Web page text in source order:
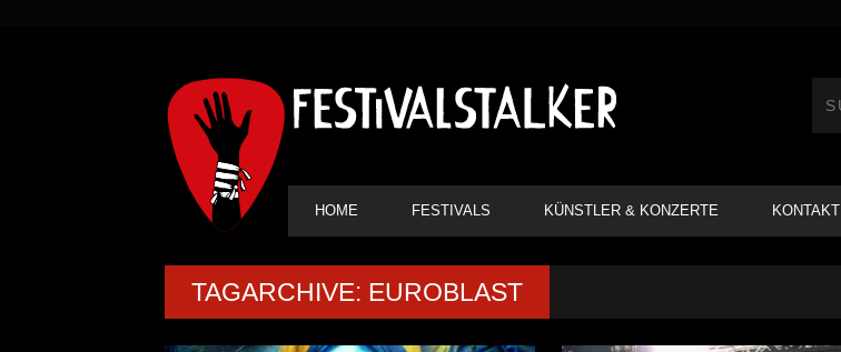
HAUPT-
NAVIGATION
HOME FESTIVALS KÜNSTLER & KONZERTE KONTAKT
TAGARCHIVE: EUROBLAST